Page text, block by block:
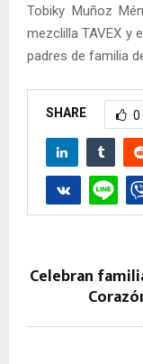
Tobiky Muñoz
mezclilla TAVEX y
padres de familia
SHARE 0
Celebran